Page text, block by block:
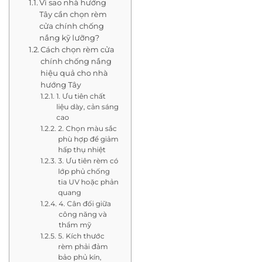
Vì sao nhà hướng
Tây cần chọn rèm
cửa chính chống
nắng kỹ lưỡng?
Cách chọn rèm cửa
chính chống nắng
hiệu quả cho nhà
hướng Tây
1. Ưu tiên chất
liệu dày, cản sáng
cao
2. Chọn màu sắc
phù hợp để giảm
hấp thụ nhiệt
3. Ưu tiên rèm có
lớp phủ chống
tia UV hoặc phản
quang
4. Cân đối giữa
công năng và
thẩm mỹ
5. Kích thước
rèm phải đảm
bảo phủ kín,